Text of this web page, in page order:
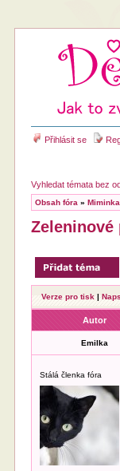
Přihlásit se
Vyhledat témata bez
Obsah fóra »
Zeleninové
Verze pro tisk |
Autor
Emilka
Stálá členka fóra